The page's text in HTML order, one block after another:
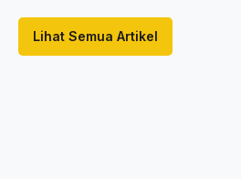
Lihat Semua Artikel